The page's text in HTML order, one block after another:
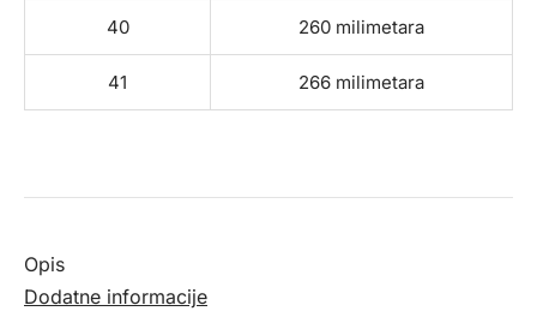
40 260 milimetara
41 266 milimetara
Opis
Dodatne informacije